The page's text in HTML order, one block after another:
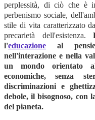
perplessità, di ciò che è
perbenismo sociale,
stile di vita caratterizzato
precarietà dell'esistenza.
l'educazione al
nell'interazione e nella
un mondo orientato
economiche, senza
discriminazioni e
debole, il bisognoso, con
del pianeta.